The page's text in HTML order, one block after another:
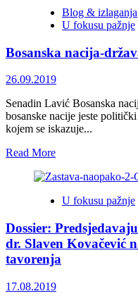
Širak:
hrast
ne
prolazne
politike
Blog & izlaganja
U fokusu pažnje
Bosanska nacija-
26.09.2019
Senadin Lavić Bosanska
bosanske nacije jeste
kojem se iskazuje...
Read MoreRead
about
nacija-
politika
i
identitet
U fokusu pažnje
Dossier:
dr. Slaven Kovačević
tavorenja
17.08.2019